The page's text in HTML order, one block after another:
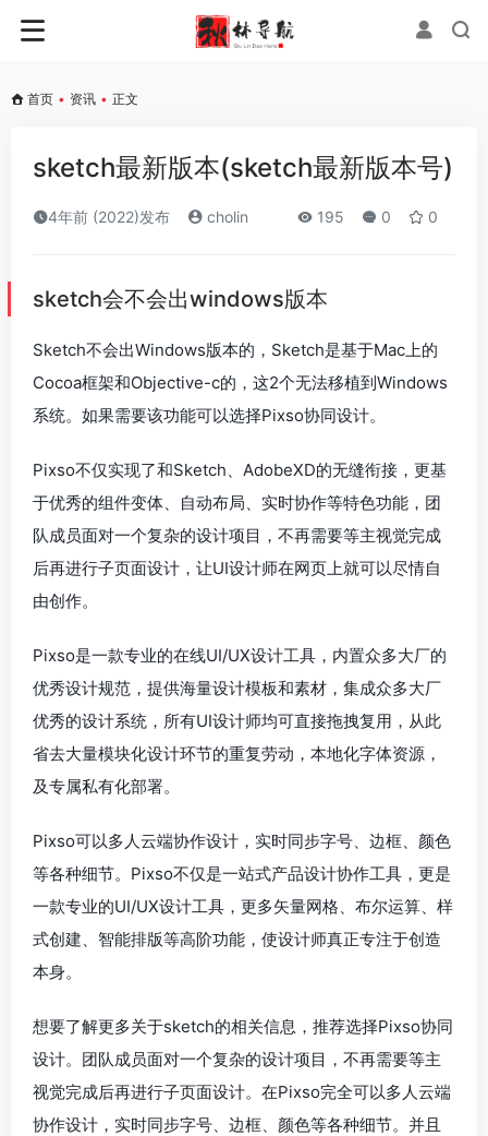
首页 • 资讯 • 正文
sketch最新版本(sketch最新版本号)
4年前 (2022)发布 cholin 195 0 0
sketch会不会出windows版本
Sketch不会出Windows版本的，Sketch是基于Mac上的
Cocoa框架和Objective-c的，这2个无法移植到Windows
系统。如果需要该功能可以选择Pixso协同设计。
Pixso不仅实现了和Sketch、AdobeXD的无缝衔接，更基
于优秀的组件变体、自动布局、实时协作等特色功能，团
队成员面对一个复杂的设计项目，不再需要等主视觉完成
后再进行子页面设计，让UI设计师在网页上就可以尽情自
由创作。
Pixso是一款专业的在线UI/UX设计工具，内置众多大厂的
优秀设计规范，提供海量设计模板和素材，集成众多大厂
优秀的设计系统，所有UI设计师均可直接拖拽复用，从此
省去大量模块化设计环节的重复劳动，本地化字体资源，
及专属私有化部署。
Pixso可以多人云端协作设计，实时同步字号、边框、颜色
等各种细节。Pixso不仅是一站式产品设计协作工具，更是
一款专业的UI/UX设计工具，更多矢量网格、布尔运算、样
式创建、智能排版等高阶功能，使设计师真正专注于创造
本身。
想要了解更多关于sketch的相关信息，推荐选择Pixso协同
设计。团队成员面对一个复杂的设计项目，不再需要等主
视觉完成后再进行子页面设计。在Pixso完全可以多人云端
协作设计，实时同步字号、边框、颜色等各种细节。并且